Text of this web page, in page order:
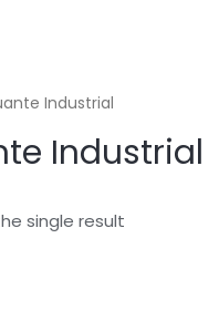
Industrial
Industrial
single result